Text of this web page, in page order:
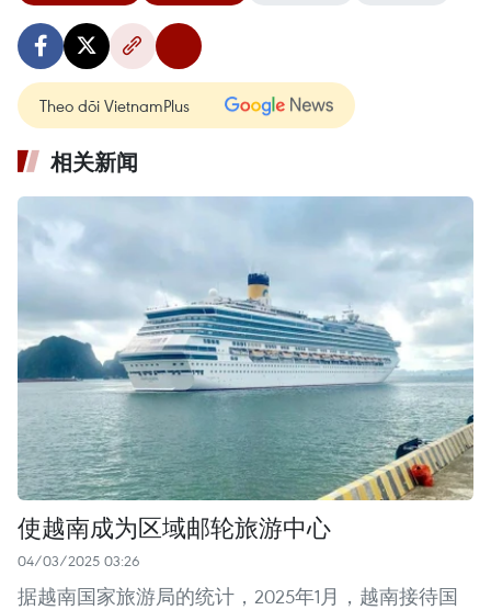
Theo dõi VietnamPlus
相关新闻
使越南成为区域邮轮旅游中心
04/03/2025 03:26
据越南国家旅游局的统计，2025年1月，越南接待国